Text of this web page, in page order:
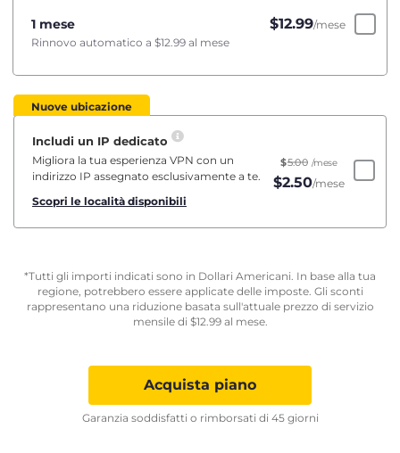
1 mese $12.99/mese
Rinnovo automatico a $12.99 al mese
Nuove ubicazione
Includi un IP dedicato
Migliora la tua esperienza VPN con un
indirizzo IP assegnato esclusivamente a te.
Scopri le località disponibili
$5.00 /mese
$2.50/mese
*Tutti gli importi indicati sono in Dollari Americani. In base alla tua
regione, potrebbero essere applicate delle imposte. Gli sconti
rappresentano una riduzione basata sull'attuale prezzo di servizio
mensile di $12.99al mese.
Acquista piano
Garanzia soddisfatti o rimborsati di 45 giorni